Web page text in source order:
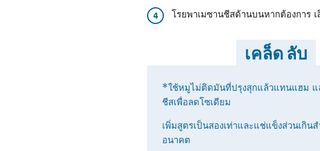
4 โรยพาเมซานชีสด้านบนหากต้องการ
เคล็ด ลับ
*ใช้หมูไม่ติดมันที่ปรุงสุกแล้วแทนแฮม แ
ชีสเพื่อลดโซเดียม
เพิ่มสูตรเป็นสองเท่าและแช่แข็งส่วนเกิน
อนาคต